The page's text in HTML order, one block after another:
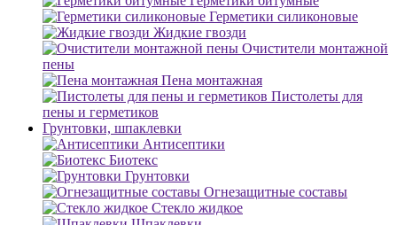
Герметики силиконовые
Жидкие гвозди
Очистители монтажной
пены
Пена монтажная
Пистолеты для
пены и герметиков
Грунтовки, шпаклевки
Антисептики
Биотекс
Грунтовки
Огнезащитные составы
Стекло жидкое